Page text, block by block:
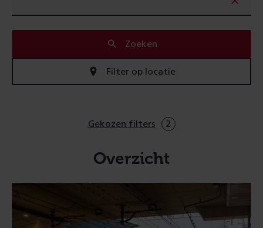
Zoeken
Filter op locatie
Gekozen filters 2
Overzicht